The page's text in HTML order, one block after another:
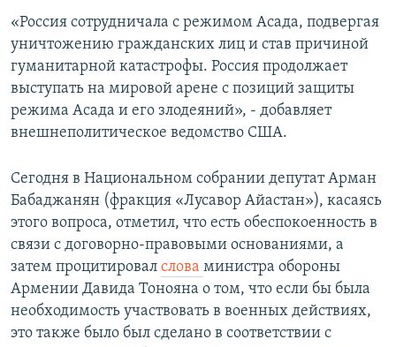
«Россия сотрудничала с режимом Асада, подвергая
уничтожению гражданских лиц и став причиной
гуманитарной катастрофы. Россия продолжает
выступать на мировой арене с позиций защиты
режима Асада и его злодеяний», - добавляет
внешнеполитическое ведомство США.
Сегодня в Национальном собрании депутат Арман
Бабаджанян (фракция «Лусавор Айастан»), касаясь
этого вопроса, отметил, что есть обеспокоенность в
связи с договорно-правовыми основаниями, а
затем процитировал слова министра обороны
Армении Давида Тонояна о том, что если бы была
необходимость участвовать в военных действиях,
это также было был сделано в соответствии с